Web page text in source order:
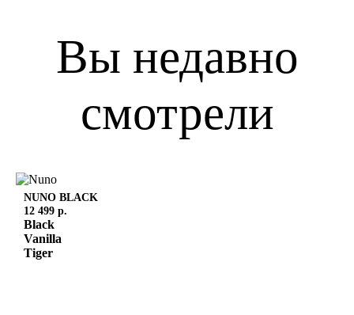
Вы недавно
смотрели
NUNO BLACK
12 499 р.
Black
Vanilla
Tiger